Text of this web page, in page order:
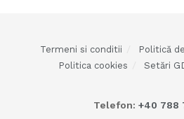
Termeni si conditii
Politică
Politica cookies
Setări
Telefon: +40 788